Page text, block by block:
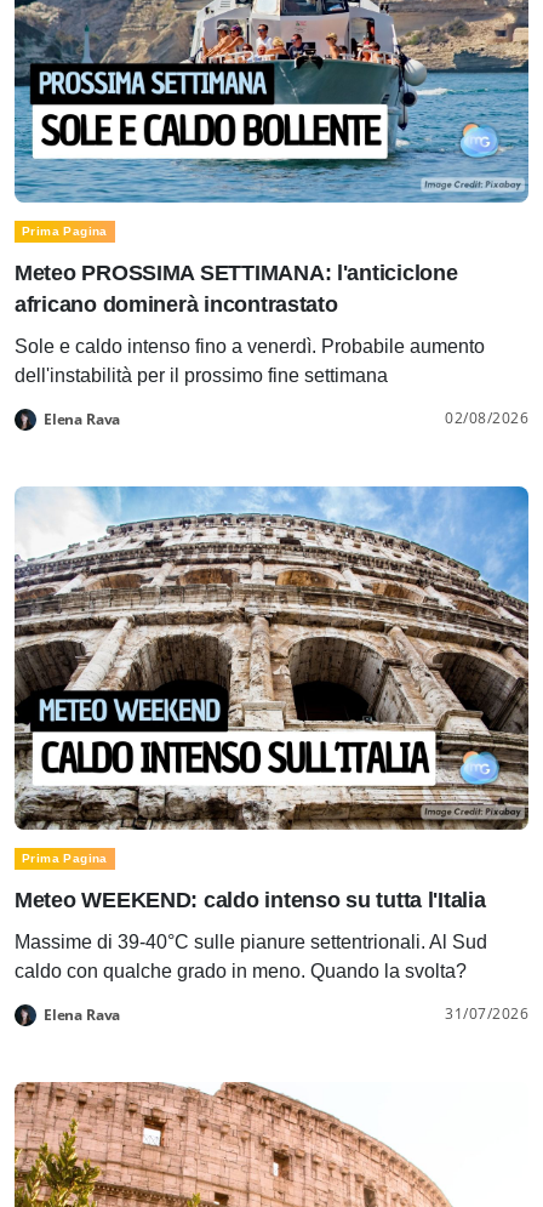
Prima Pagina
Meteo PROSSIMA SETTIMANA: l'anticiclone
africano dominerà incontrastato
Sole e caldo intenso fino a venerdì. Probabile aumento
dell'instabilità per il prossimo fine settimana
Elena Rava 02/08/2026
Prima Pagina
Meteo WEEKEND: caldo intenso su tutta l'Italia
Massime di 39-40°C sulle pianure settentrionali. Al Sud
caldo con qualche grado in meno. Quando la svolta?
Elena Rava 31/07/2026